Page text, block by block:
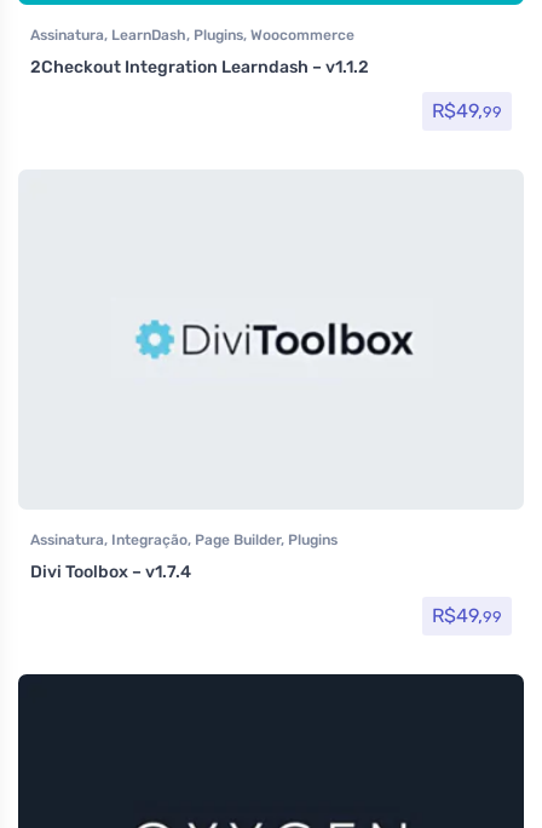
Assinatura, LearnDash, Plugins, Woocommerce
2Checkout Integration Learndash – v1.1.2
R$49,99
Assinatura, Integração, Page Builder, Plugins
Divi Toolbox – v1.7.4
R$49,99